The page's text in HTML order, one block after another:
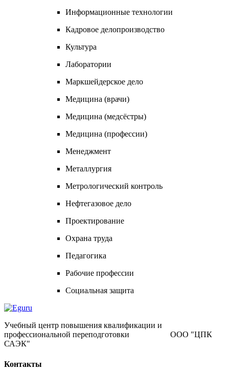
Информационные технологии
Кадровое делопроизводство
Культура
Лаборатории
Маркшейдерское дело
Медицина (врачи)
Медицина (медсёстры)
Медицина (профессии)
Менеджмент
Металлургия
Метрологический контроль
Нефтегазовое дело
Проектирование
Охрана труда
Педагогика
Рабочие профессии
Социальная защита
Учебный центр повышения квалификации и
профессиональной переподготовки ООО "ЦПК
САЭК"
Контакты